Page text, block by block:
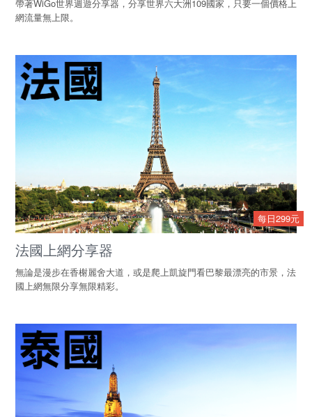
帶著WiGo世界週遊分享器，分享世界六大洲109國家，只要一個價格上
網流量無上限。
每日299元
法國上網分享器
無論是漫步在香榭麗舍大道，或是爬上凱旋門看巴黎最漂亮的市景，法
國上網無限分享無限精彩。